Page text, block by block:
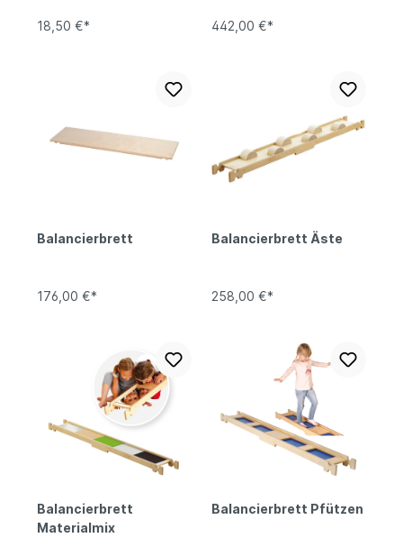
18,50 €* 442,00 €*
Balancierbrett
176,00 €*
Balancierbrett Äste
258,00 €*
Balancierbrett
Materialmix
Balancierbrett Pfützen